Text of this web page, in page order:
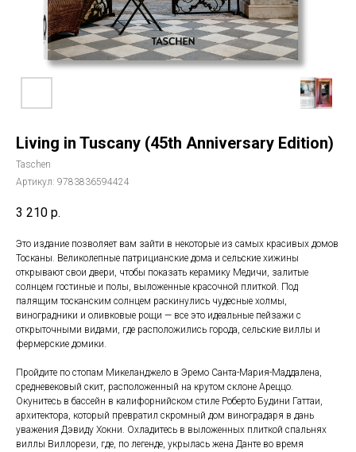
Living in Tuscany (45th Anniversary Edition)
Taschen
Артикул: 9783836594424
3 210 р.
Это издание позволяет вам зайти в некоторые из самых красивых домов
Тосканы. Великолепные патрицианские дома и сельские хижины
открывают свои двери, чтобы показать керамику Медичи, залитые
солнцем гостиные и полы, выложенные красочной плиткой. Под
палящим тосканским солнцем раскинулись чудесные холмы,
виноградники и оливковые рощи — все это идеальные пейзажи с
открыточными видами, где расположились города, сельские виллы и
фермерские домики.
Пройдите по стопам Микеланджело в Эремо Санта-Мария-Маддалена,
средневековый скит, расположенный на крутом склоне Ареццо.
Окунитесь в бассейн в калифорнийском стиле Роберто Будини Гаттаи,
архитектора, который превратил скромный дом виноградаря в дань
уважения Дэвиду Хокни. Охладитесь в выложенных плиткой спальнях
виллы Виллорези, где, по легенде, укрылась жена Данте во время